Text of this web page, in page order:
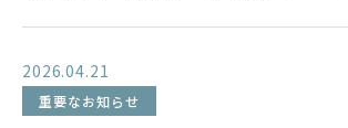
2026.04.21
重要なお知らせ